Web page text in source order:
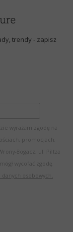
trendy - zapisz
wyrażam zgodę na
promocjach,
Bogacz, ul. Piltza
wycofać zgodę.
osobowych.